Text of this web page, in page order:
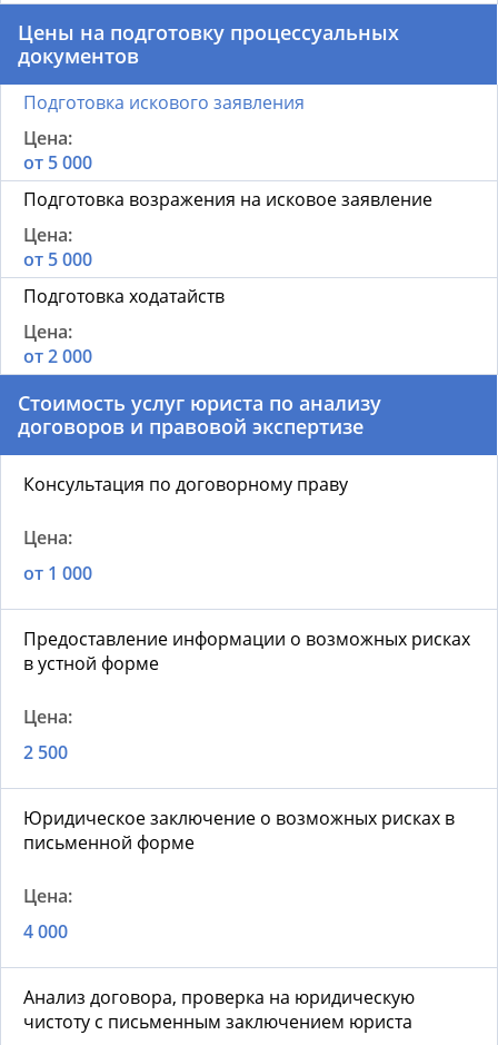
Цены на подготовку процессуальных
документов
Подготовка искового заявления
от 5 000
Подготовка возражения на исковое заявление
от 5 000
Подготовка ходатайств
от 2 000
Стоимость услуг юриста по анализу
договоров и правовой экспертизе
Консультация по договорному праву
от 1 000
Предоставление информации о возможных рисках
в устной форме
2 500
Юридическое заключение о возможных рисках в
письменной форме
4 000
Анализ договора, проверка на юридическую
чистоту с письменным заключением юриста